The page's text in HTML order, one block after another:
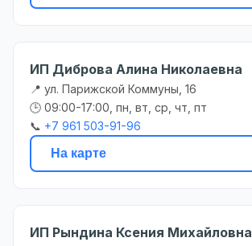
ИП Диброва Алина Николаевна
📍 ул. Парижской Коммуны, 16
🕒 09:00-17:00, пн, вт, ср, чт, пт
📞 +7 961 503-91-96
На карте
ИП Рындина Ксения Михайловна